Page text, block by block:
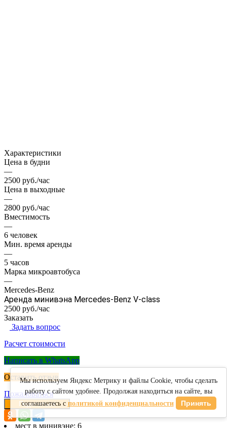
Характеристики
Цена в будни
—
2500 руб./час
Цена в выходные
—
2800 руб./час
Вместимость
—
6 человек
Мин. время аренды
—
5 часов
Марка микроавтобуса
—
Mercedes-Benz
Аренда минивэна Mercedes-Benz V-class
2500 руб./час
Заказать
Задать вопрос
Расчет стоимости
Написать в WhatsApp
Оставить отзыв
Пожаловаться
Поделиться
мест в минивэне: 6
Мы используем Яндекс Метрику и файлы Cookie, чтобы сделать
работу с сайтом удобнее. Продолжая находиться на сайте, вы
соглашаетесь с политикой конфиденциальности Принять